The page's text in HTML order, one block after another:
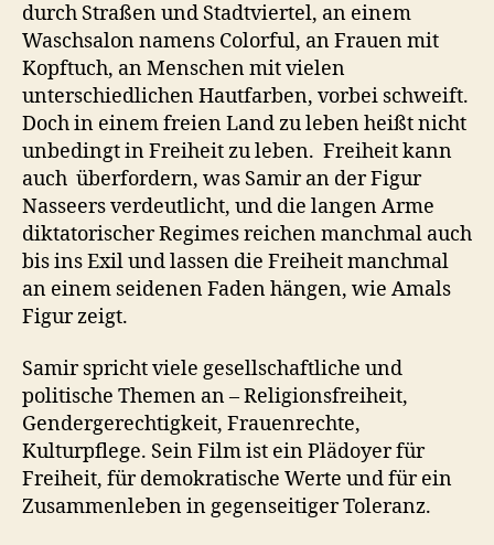
durch Straßen und Stadtviertel, an einem
Waschsalon namens Colorful, an Frauen mit
Kopftuch, an Menschen mit vielen
unterschiedlichen Hautfarben, vorbei schweift.
Doch in einem freien Land zu leben heißt nicht
unbedingt in Freiheit zu leben. Freiheit kann
auch überfordern, was Samir an der Figur
Nasseers verdeutlicht, und die langen Arme
diktatorischer Regimes reichen manchmal auch
bis ins Exil und lassen die Freiheit manchmal
an einem seidenen Faden hängen, wie Amals
Figur zeigt.
Samir spricht viele gesellschaftliche und
politische Themen an – Religionsfreiheit,
Gendergerechtigkeit, Frauenrechte,
Kulturpflege. Sein Film ist ein Plädoyer für
Freiheit, für demokratische Werte und für ein
Zusammenleben in gegenseitiger Toleranz.